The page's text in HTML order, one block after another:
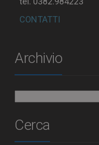
CONTATTI
Archivio
Cerca